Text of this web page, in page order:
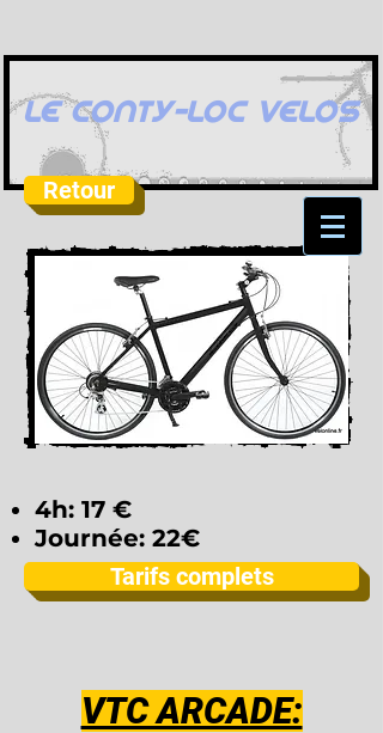
LE CONTY-LOC VELOS
Retour
4h: 17 €
Journée: 22€
Tarifs complets
VTC ARCADE: